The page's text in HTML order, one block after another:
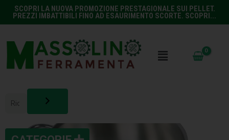
SCOPRI LA NUOVA PROMOZIONE PRESTAGIONALE SUI PELLET.
PREZZI IMBATTIBILI FINO AD ESAURIMENTO SCORTE. SCOPRI...